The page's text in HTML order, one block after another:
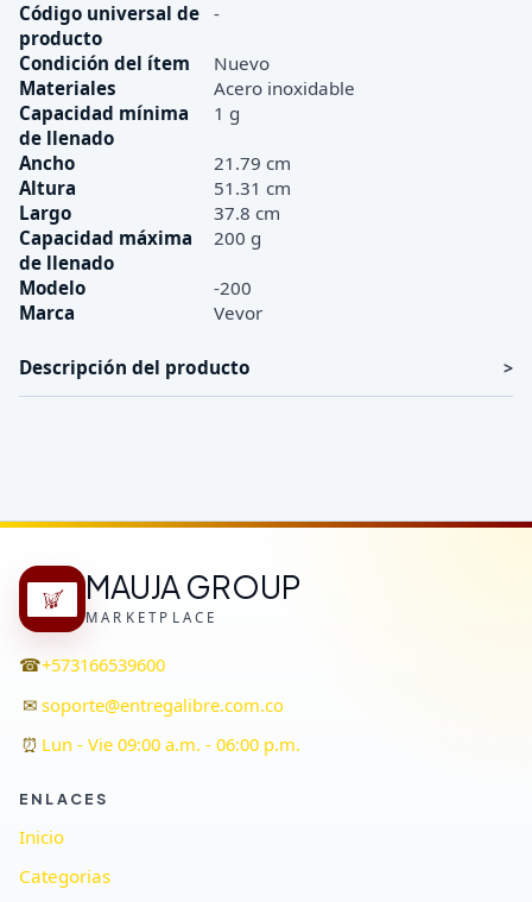
Código universal de
producto
-
Condición del ítem
Nuevo
Materiales
Acero inoxidable
Capacidad mínima
de llenado
1 g
Ancho
21.79 cm
Altura
51.31 cm
Largo
37.8 cm
Capacidad máxima
de llenado
200 g
Modelo
-200
Marca
Vevor
Descripción del producto
MAUJA GROUP
MARKETPLACE
☎+573166539600
✉ soporte@entregalibre.com.co
⏰ Lun - Vie 09:00 a.m. - 06:00 p.m.
ENLACES
Inicio
Categorias